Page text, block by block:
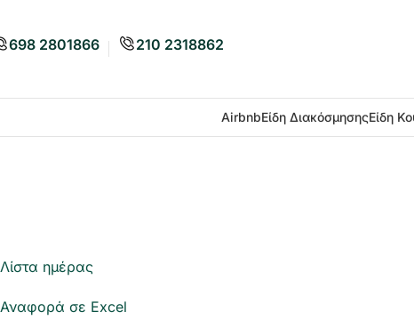
698 2801866 210 2318862
AirbnbΕίδη ΔιακόσμησηςΕίδη
Λίστα ημέρας
Αναφορά σε Excel